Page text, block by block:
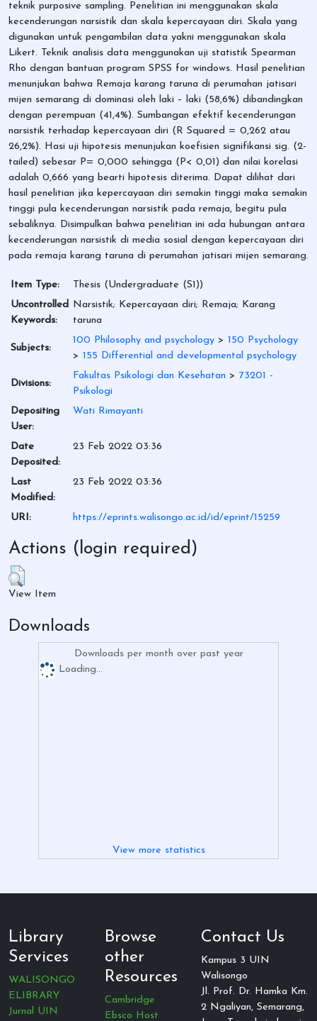
teknik purposive sampling. Penelitian ini menggunakan skala
kecenderungan narsistik dan skala kepercayaan diri. Skala yang
digunakan untuk pengambilan data yakni menggunakan skala
Likert. Teknik analisis data menggunakan uji statistik Spearman
Rho dengan bantuan program SPSS for windows. Hasil penelitian
menunjukan bahwa Remaja karang taruna di perumahan jatisari
mijen semarang di dominasi oleh laki – laki (58,6%) dibandingkan
dengan perempuan (41,4%). Sumbangan efektif kecenderungan
narsistik terhadap kepercayaan diri (R Squared = 0,262 atau
26,2%). Hasi uji hipotesis menunjukan koefisien signifikansi sig. (2-
tailed) sebesar P= 0,000 sehingga (P< 0,01) dan nilai korelasi
adalah 0,666 yang bearti hipotesis diterima. Dapat dilihat dari
hasil penelitian jika kepercayaan diri semakin tinggi maka semakin
tinggi pula kecenderungan narsistik pada remaja, begitu pula
sebaliknya. Disimpulkan bahwa penelitian ini ada hubungan antara
kecenderungan narsistik di media sosial dengan kepercayaan diri
pada remaja karang taruna di perumahan jatisari mijen semarang.
Item Type:
Thesis (Undergraduate (S1))
Uncontrolled
Keywords:
Narsistik; Kepercayaan diri; Remaja; Karang
taruna
Subjects:
100 Philosophy and psychology > 150 Psychology
> 155 Differential and developmental psychology
Divisions:
Fakultas Psikologi dan Kesehatan > 73201 -
Psikologi
Depositing
User:
Wati Rimayanti
Date
Deposited:
23 Feb 2022 03:36
Last
Modified:
23 Feb 2022 03:36
URI: https://eprints.walisongo.ac.id/id/eprint/15259
Actions (login required)
View Item
Downloads
Downloads per month over past year
Loading...
View more statistics
Library
Services
WALISONGO
ELIBRARY
Jurnal UIN
Browse
other
Resources
Cambridge
Ebsco Host
Contact Us
Kampus 3 UIN
Walisongo
Jl. Prof. Dr. Hamka Km.
2 Ngaliyan, Semarang,